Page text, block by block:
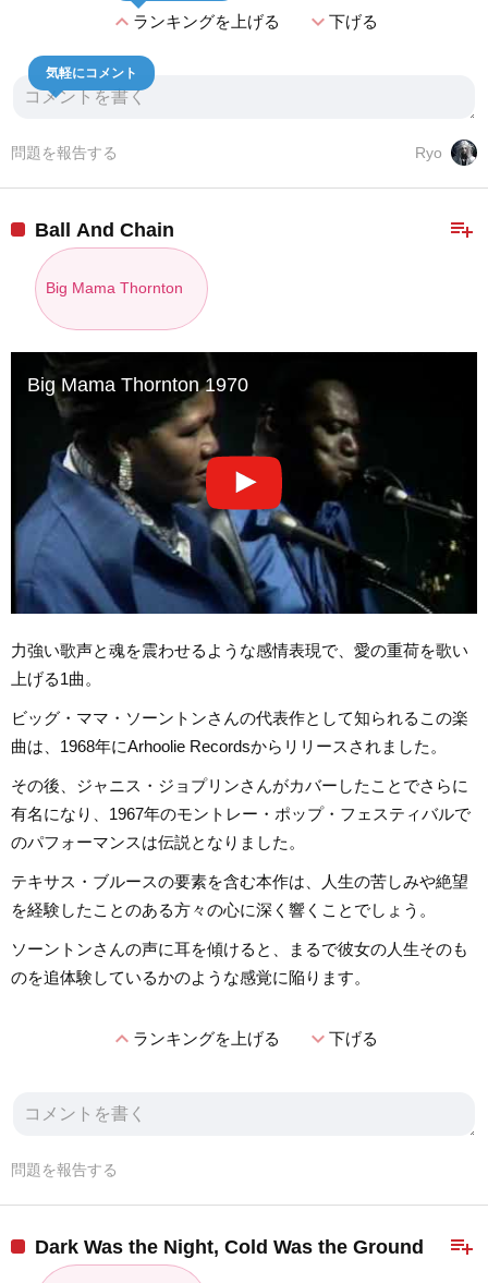
expand_lessランキングを上げる expand_more下げる
気軽にコメント
Ryo
問題を報告する
playlist_add
Ball And Chain
Big Mama Thornton
Big Mama Thornton 1970
力強い歌声と魂を震わせるような感情表現で、愛の重荷を歌い
上げる1曲。
ビッグ・ママ・ソーントンさんの代表作として知られるこの楽
曲は、1968年にArhoolie Recordsからリリースされました。
その後、ジャニス・ジョプリンさんがカバーしたことでさらに
有名になり、1967年のモントレー・ポップ・フェスティバルで
のパフォーマンスは伝説となりました。
テキサス・ブルースの要素を含む本作は、人生の苦しみや絶望
を経験したことのある方々の心に深く響くことでしょう。
ソーントンさんの声に耳を傾けると、まるで彼女の人生そのも
のを追体験しているかのような感覚に陥ります。
expand_lessランキングを上げる expand_more下げる
問題を報告する
playlist_add
Dark Was the Night, Cold Was the Ground